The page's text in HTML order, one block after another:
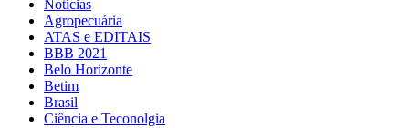
Notícias
Agropecuária
ATAS e EDITAIS
BBB 2021
Belo Horizonte
Betim
Brasil
Ciência e Teconolgia